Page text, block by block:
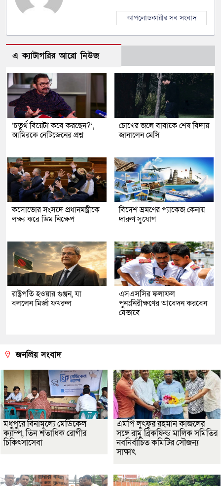
আপলোডকারীর সব সংবাদ
এ ক্যাটাগরির আরো নিউজ
‘চতুর্থ বিয়েটা কবে করছেন?’,
আমিরকে নেটিজেনের প্রশ্ন
চোখের জলে বাবাকে শেষ বিদায়
জানালেন মেসি
কসোভোর সংসদে প্রধানমন্ত্রীকে
লক্ষ্য করে ডিম নিক্ষেপ
বিদেশ ভ্রমণের প্যাকেজ কেনায়
দারুণ সুযোগ
রাষ্ট্রপতি হওয়ার গুঞ্জন, যা
বললেন মির্জা ফখরুল
এসএসসির ফলাফল
পুনঃনিরীক্ষণের আবেদন করবেন
যেভাবে
জনপ্রিয় সংবাদ
মধুপুরে বিনামূল্যে মেডিকেল
ক্যাম্প, তিন শতাধিক রোগীর
চিকিৎসাসেবা
এমপি লুৎফুর রহমান কাজলের
সঙ্গে রামু ব্রিকফিল্ড মালিক সমিতির
নবনির্বাচিত কমিটির সৌজন্য
সাক্ষাৎ